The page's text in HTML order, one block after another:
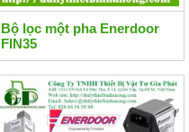
Bộ lọc một pha Enerdoor
FIN35